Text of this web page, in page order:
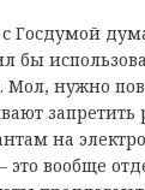
Госдумой
бы
Мол, нужно
запретить
на
вообще